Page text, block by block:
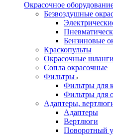
Окрасочное
Безвоздушные
Бензиновые
Краскопульты
Окрасочные
Сопла окрасочные
Фильтры
Фильтры для
Фильтры для
Адаптеры,
Адаптеры
Вертлюги
Поворотный